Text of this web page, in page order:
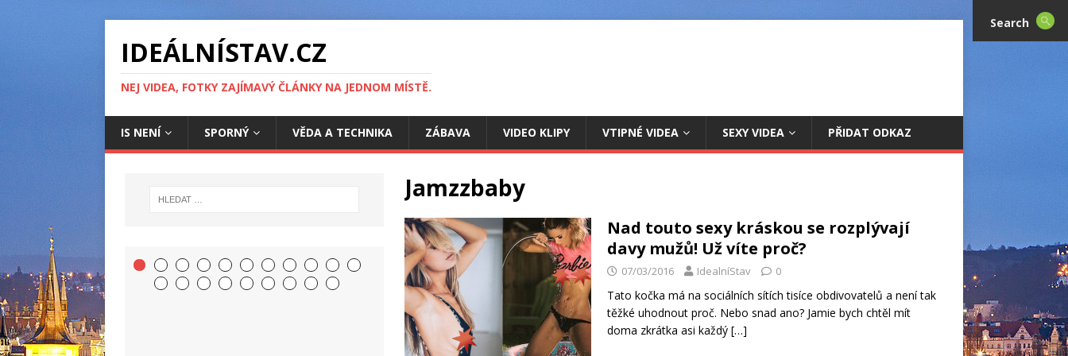
IDEÁLNÍSTAV.CZ
NEJ VIDEA, FOTKY ZAJÍMAVÝ ČLÁNKY NA JEDNOM MÍSTĚ.
IS NENÍ SPORNÝ VĚDA A TECHNIKA ZÁBAVA VIDEO KLIPY VTIPNÉ VIDEA SEXY VIDEA PŘIDAT ODKAZ
Jamzzbaby
Nad touto sexy kráskou se rozplývají
davy mužů! Už víte proč?
07/03/2016 IdealníStav 0
Tato kočka má na sociálních sítích tisíce obdivovatelů a není tak
těžké uhodnout proč. Nebo snad ano? Jamie bych chtěl mít
doma zkrátka asi každý […]
Search